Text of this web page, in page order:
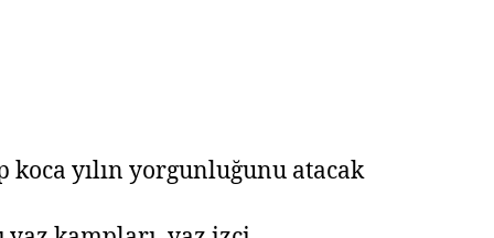
yılın yorgunluğunu atacak